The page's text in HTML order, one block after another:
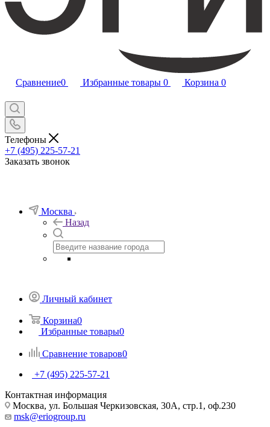
Сравнение0 Избранные товары 0 Корзина 0
Телефоны
+7 (495) 225-57-21
Заказать звонок
Москва
Назад
Личный кабинет
Корзина0
Избранные товары0
Сравнение товаров0
+7 (495) 225-57-21
Контактная информация
Москва, ул. Большая Черкизовская, 30А, стр.1, оф.230
msk@eriogroup.ru